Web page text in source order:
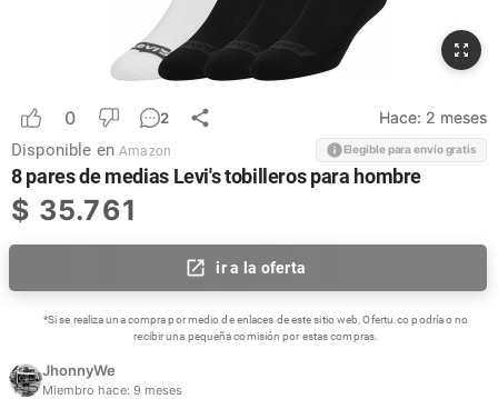
0 2 Hace: 2 meses
Disponible en Amazon Elegible para envío gratis
8 pares de medias Levi's tobilleros para hombre
$ 35.761
ir a la oferta
*Si se realiza una compra por medio de enlaces de este sitio web, Ofertu.co podría o no
recibir una pequeña comisión por estas compras.
JhonnyWe
Miembro hace: 9 meses